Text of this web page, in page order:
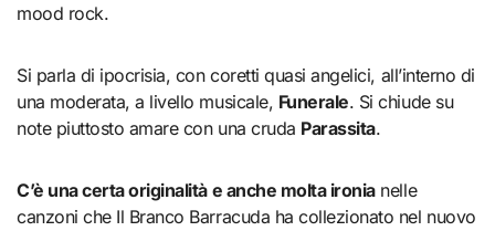
mood rock.
Si parla di ipocrisia, con coretti quasi angelici, all’interno di
una moderata, a livello musicale, Funerale. Si chiude su
note piuttosto amare con una cruda Parassita.
C’è una certa originalità e anche molta ironianelle
canzoni che Il Branco Barracuda ha collezionato nel nuovo